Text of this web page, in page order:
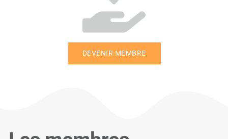
DEVENIR MEMBRE